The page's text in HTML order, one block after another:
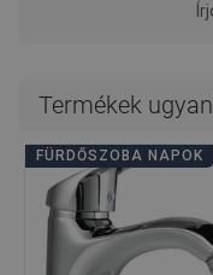
Termékek
FÜRDŐSZOBA NAPOK